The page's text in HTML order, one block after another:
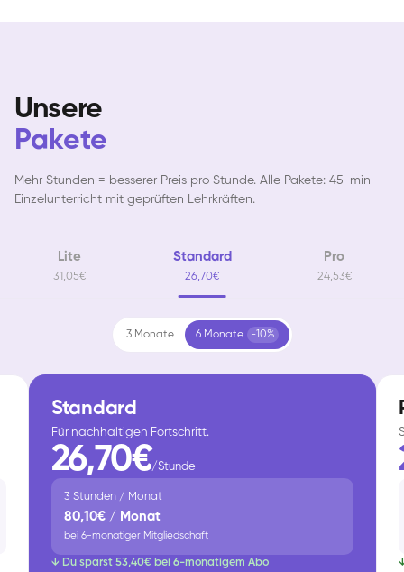
Unsere
Pakete
Mehr Stunden = besserer Preis pro Stunde. Alle Pakete: 45-min
Einzelunterricht mit geprüften Lehrkräften.
Lite
31,05€
Standard
26,70€
Pro
24,53€
3 Monate 6 Monate -10%
Standard
Für nachhaltigen Fortschritt.
26,70€/Stunde
3 Stunden / Monat
80,10€ / Monat
bei 6-monatiger Mitgliedschaft
↓ Du sparst 53,40€ bei 6-monatigem Abo